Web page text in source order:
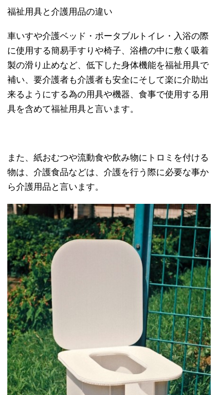
福祉用具と介護用品の違い
車いすや介護ベッド・ポータブルトイレ・入浴の際
に使用する簡易手すりや椅子、浴槽の中に敷く吸着
製の滑り止めなど、低下した身体機能を福祉用具で
補い、要介護者も介護者も安全にそして楽に介助出
来るようにする為の用具や機器、食事で使用する用
具を含めて福祉用具と言います。
また、紙おむつや流動食や飲み物にトロミを付ける
物は、介護食品などは、介護を行う際に必要な事か
ら介護用品と言います。